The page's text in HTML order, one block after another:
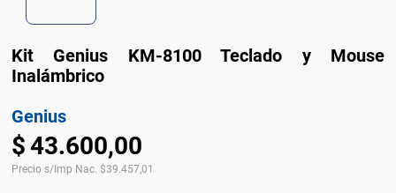
Kit Genius KM-8100 Teclado y Mouse
Inalámbrico
Genius
$43.600,00
Precio s/Imp Nac. $39.457,01